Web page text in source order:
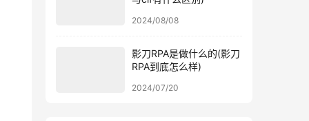
2024/08/08
影刀RPA是做什么的(影刀
RPA到底怎么样)
2024/07/20